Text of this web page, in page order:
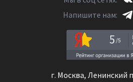
Напишите нам:
5
г. Москва, Ленинский